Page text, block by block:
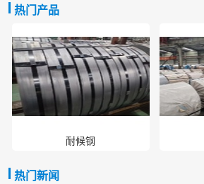
热门产品
耐候钢
热门新闻